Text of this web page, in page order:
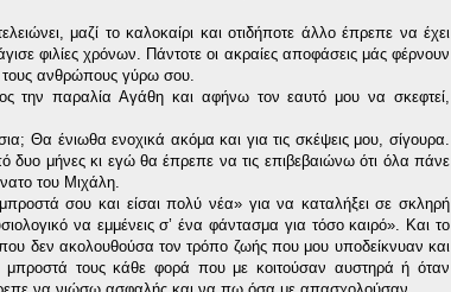
μαζί το καλοκαίρι και οτιδήποτε άλλο έπρεπε να έχει
φιλίες χρόνων. Πάντοτε οι ακραίες αποφάσεις μάς φέρνουν
τους ανθρώπους γύρω σου.
την παραλία Αγάθη και αφήνω τον εαυτό μου να σκεφτεί,
Θα ένιωθα ενοχικά ακόμα και για τις σκέψεις μου, σίγουρα.
μήνες κι εγώ θα έπρεπε να τις επιβεβαιώνω ότι όλα πάνε
του Μιχάλη.
σου και είσαι πολύ νέα» για να καταλήξει σε σκληρή
να εμμένεις σ’ ένα φάντασμα για τόσο καιρό». Και το
δεν ακολουθούσα τον τρόπο ζωής που μου υποδείκνυαν και
τους κάθε φορά που με κοιτούσαν αυστηρά ή όταν